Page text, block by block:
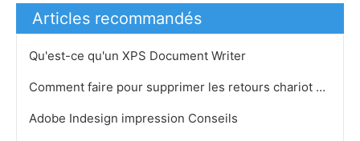
Articles recommandés
Qu'est-ce qu'un XPS Document Writer
Comment faire pour supprimer les retours chariot dans une phrase
Adobe Indesign impression Conseils